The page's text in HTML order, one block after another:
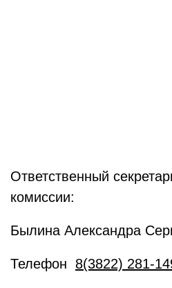
Ответственный
комиссии:
Былина Александра
Телефон 8(3822) 281-